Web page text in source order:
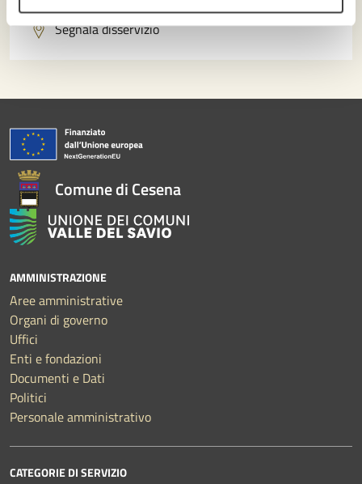
Segnala disservizio
Comune di Cesena
AMMINISTRAZIONE
Aree amministrative
Organi di governo
Uffici
Enti e fondazioni
Documenti e Dati
Politici
Personale amministrativo
CATEGORIE DI SERVIZIO